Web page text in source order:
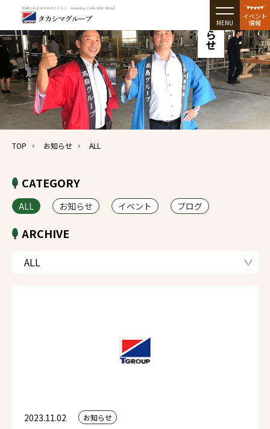
MENU
イベント
情報
お知らせ
TOP お知らせ ALL
CATEGORY
ALL お知らせ イベント ブログ
ARCHIVE
2023.11.02 お知らせ